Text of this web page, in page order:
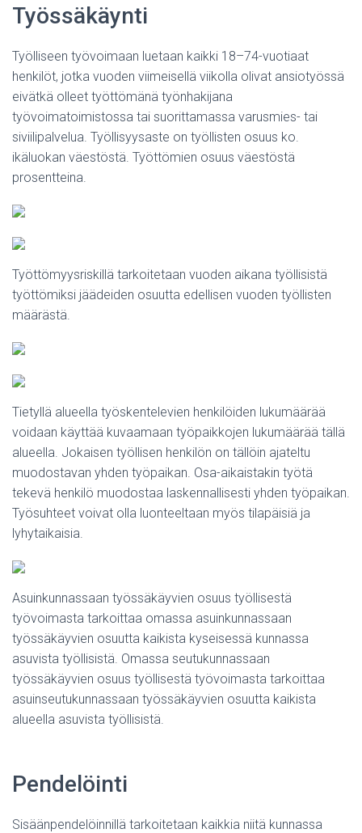
Työssäkäynti
Työlliseen työvoimaan luetaan kaikki 18–74-vuotiaat
henkilöt, jotka vuoden viimeisellä viikolla olivat ansiotyössä
eivätkä olleet työttömänä työnhakijana
työvoimatoimistossa tai suorittamassa varusmies- tai
siviilipalvelua. Työllisyysaste on työllisten osuus ko.
ikäluokan väestöstä. Työttömien osuus väestöstä
prosentteina.
Työttömyysriskillä tarkoitetaan vuoden aikana työllisistä
työttömiksi jäädeiden osuutta edellisen vuoden työllisten
määrästä.
Tietyllä alueella työskentelevien henkilöiden lukumäärää
voidaan käyttää kuvaamaan työpaikkojen lukumäärää tällä
alueella. Jokaisen työllisen henkilön on tällöin ajateltu
muodostavan yhden työpaikan. Osa-aikaistakin työtä
tekevä henkilö muodostaa laskennallisesti yhden työpaikan.
Työsuhteet voivat olla luonteeltaan myös tilapäisiä ja
lyhytaikaisia.
Asuinkunnassaan työssäkäyvien osuus työllisestä
työvoimasta tarkoittaa omassa asuinkunnassaan
työssäkäyvien osuutta kaikista kyseisessä kunnassa
asuvista työllisistä. Omassa seutukunnassaan
työssäkäyvien osuus työllisestä työvoimasta tarkoittaa
asuinseutukunnassaan työssäkäyvien osuutta kaikista
alueella asuvista työllisistä.
Pendelöinti
Sisäänpendelöinnillä tarkoitetaan kaikkia niitä kunnassa